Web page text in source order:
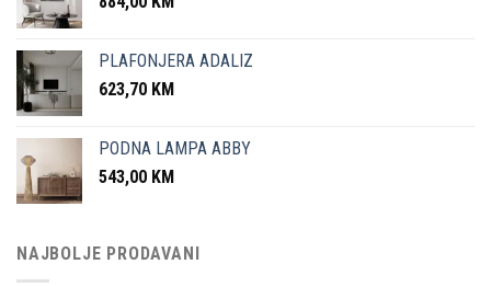
PLAFONJERA ADALIZ
623,70 KM
PODNA LAMPA ABBY
543,00 KM
NAJBOLJE PRODAVANI